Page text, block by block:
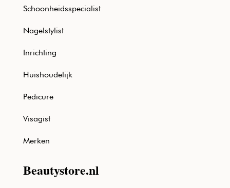
Schoonheidsspecialist
Nagelstylist
Inrichting
Huishoudelijk
Pedicure
Visagist
Merken
Beautystore.nl